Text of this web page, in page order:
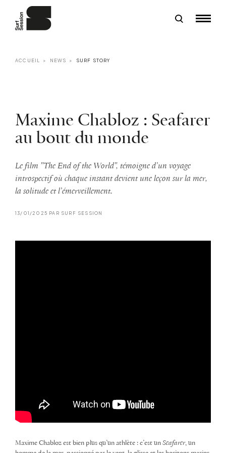
ACCUEIL NEWS SURF STORY
Maxime Chabloz : Seafarer
au bout du monde
Le film "The End of the World", témoigne d’un voyage
introspectif où chaque instant devient une leçon sur la mer,
la solitude et l’émerveillement.
13/01/2025 PAR SURF SESSION
Maxime Chabloz est bien plus qu’un athlète : c’est un Seafarer, un